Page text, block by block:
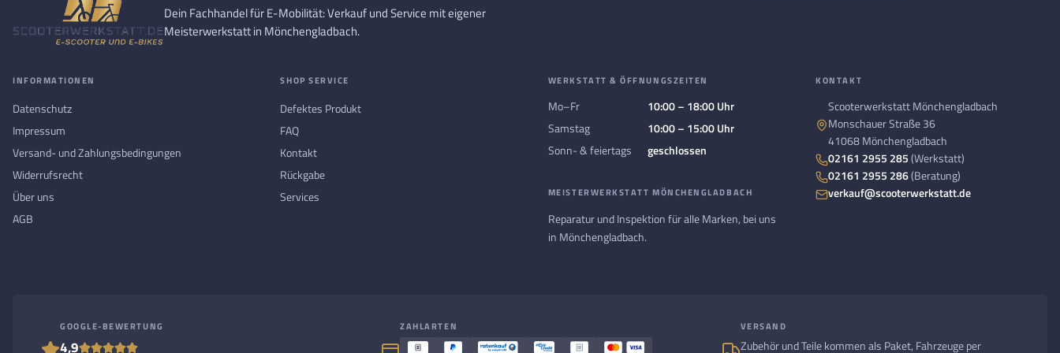
Dein Fachhandel für E-Mobilität: Verkauf und Service mit eigener
Meisterwerkstatt in Mönchengladbach.
INFORMATIONEN
Datenschutz
Impressum
Versand- und Zahlungsbedingungen
Widerrufsrecht
Über uns
AGB
SHOP SERVICE
Defektes Produkt
FAQ
Kontakt
Rückgabe
Services
WERKSTATT & ÖFFNUNGSZEITEN
Mo–Fr
10:00 – 18:00 Uhr
Samstag
10:00 – 15:00 Uhr
Sonn- & feiertags
geschlossen
MEISTERWERKSTATT MÖNCHENGLADBACH
Reparatur und Inspektion für alle Marken, bei uns
in Mönchengladbach.
KONTAKT
Scooterwerkstatt Mönchengladbach
Monschauer Straße 36
41068 Mönchengladbach
02161 2955 285 (Werkstatt)
02161 2955 286(Beratung)
verkauf@scooterwerkstatt.de
GOOGLE-BEWERTUNG
4,9
ZAHLARTEN VERSAND
Zubehör und Teile kommen als Paket, Fahrzeuge per